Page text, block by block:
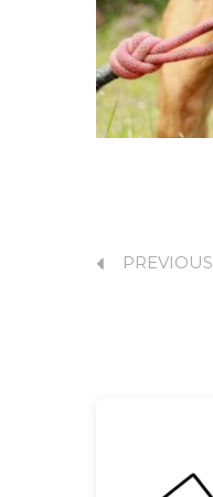
PREVIOUS